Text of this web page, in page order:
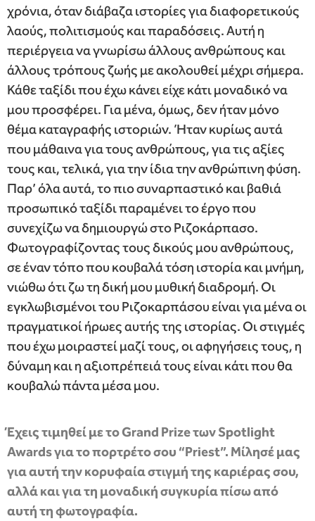
χρόνια, όταν διάβαζα ιστορίες για διαφορετικούς
λαούς, πολιτισμούς και παραδόσεις. Αυτή η
περιέργεια να γνωρίσω άλλους ανθρώπους και
άλλους τρόπους ζωής με ακολουθεί μέχρι σήμερα.
Κάθε ταξίδι που έχω κάνει είχε κάτι μοναδικό να
μου προσφέρει. Για μένα, όμως, δεν ήταν μόνο
θέμα καταγραφής ιστοριών. Ήταν κυρίως αυτά
που μάθαινα για τους ανθρώπους, για τις αξίες
τους και, τελικά, για την ίδια την ανθρώπινη φύση.
Παρ’ όλα αυτά, το πιο συναρπαστικό και βαθιά
προσωπικό ταξίδι παραμένει το έργο που
συνεχίζω να δημιουργώ στο Ριζοκάρπασο.
Φωτογραφίζοντας τους δικούς μου ανθρώπους,
σε έναν τόπο που κουβαλά τόση ιστορία και μνήμη,
νιώθω ότι ζω τη δική μου μυθική διαδρομή. Οι
εγκλωβισμένοι του Ριζοκαρπάσου είναι για μένα οι
πραγματικοί ήρωες αυτής της ιστορίας. Οι στιγμές
που έχω μοιραστεί μαζί τους, οι αφηγήσεις τους, η
δύναμη και η αξιοπρέπειά τους είναι κάτι που θα
κουβαλώ πάντα μέσα μου.
⁠Έχεις τιμηθεί με το Grand Prize των Spotlight
Awards για το πορτρέτο σου “Priest”. Μίλησέ μας
για αυτή την κορυφαία στιγμή της καριέρας σου,
αλλά και για τη μοναδική συγκυρία πίσω από
αυτή τη φωτογραφία.